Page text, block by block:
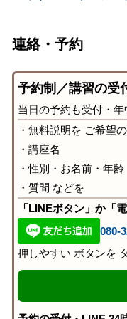
連絡・予約
予約制／講習の受
当日の予約も受付・年
・無料説明を ご希望
・講座名
・性別・お名前・年齢
・質問 などを
「LINEボタン」か「
080-
押しやすい ボタンを